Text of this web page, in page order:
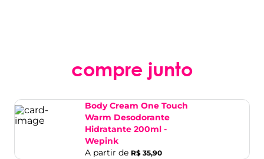
compre junto
Body Cream One Touch
Warm Desodorante
Hidratante 200ml -
Wepink
A partir de R$ 35,90